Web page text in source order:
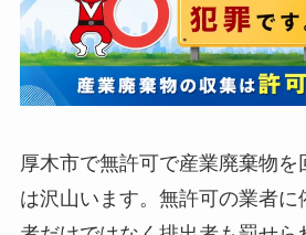
厚木市で無許可で産業廃棄物
は沢山います。無許可の業者に